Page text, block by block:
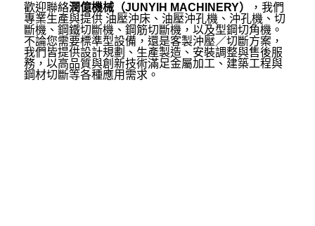
歡迎聯絡潤億機械（JUNYIH MACHINERY）
，我們
專業生產與提供 油壓沖床、油壓沖孔機、沖孔機、切
斷機、鋼鐵切斷機、鋼筋切斷機，以及型鋼切角機。
不論您需要標準型設備，還是客製沖壓／切斷方案，
我們皆提供設計規劃、生產製造、安裝調整與售後服
務，以高品質與創新技術滿足金屬加工、建築工程與
鋼材切斷等各種應用需求。